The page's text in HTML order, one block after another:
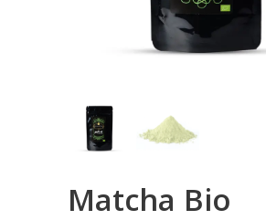
Matcha Bio